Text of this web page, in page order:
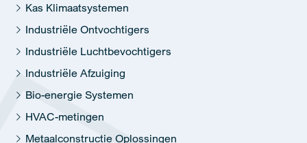
Kas Klimaatsystemen
Industriële Ontvochtigers
Industriële Luchtbevochtigers
Industriële Afzuiging
Bio-energie Systemen
HVAC-metingen
Metaalconstructie Oplossingen